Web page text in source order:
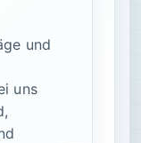
und
uns